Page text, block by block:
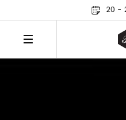
20 -